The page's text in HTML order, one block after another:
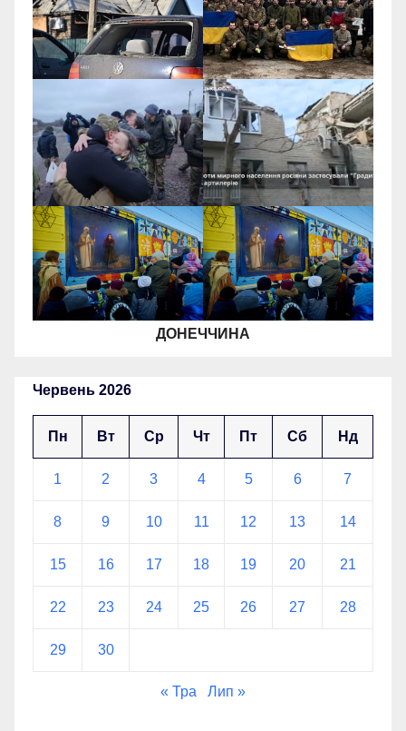
ДОНЕЧЧИНА
Червень 2026
Пн Вт Ср Чт Пт Сб Нд
1 2 3 4 5 6 7
8 9 10 11 12 13 14
15 16 17 18 19 20 21
22 23 24 25 26 27 28
29 30
« Тра Лип »